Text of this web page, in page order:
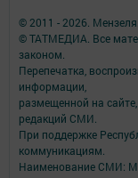
© 2011 - 2026.
© ТАТМЕДИА. Все
законом.
Перепечатка,
информации,
размещенной на
редакций СМИ.
При поддержке
коммуникациям.
Наименование СМИ: